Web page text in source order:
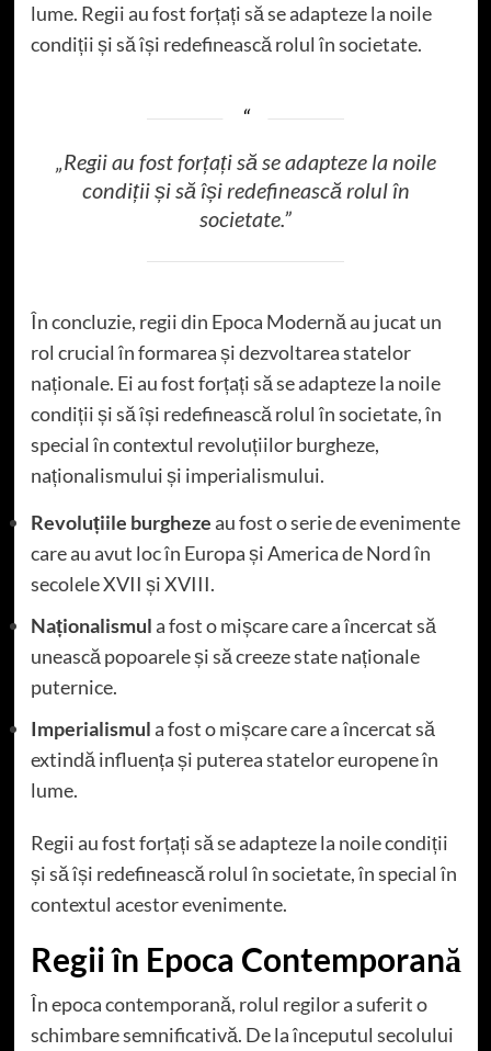
lume. Regii au fost forțați să se adapteze la noile
condiții și să își redefinească rolul în societate.
„Regii au fost forțați să se adapteze la noile
condiții și să își redefinească rolul în
societate.”
În concluzie, regii din Epoca Modernă au jucat un
rol crucial în formarea și dezvoltarea statelor
naționale. Ei au fost forțați să se adapteze la noile
condiții și să își redefinească rolul în societate, în
special în contextul revoluțiilor burgheze,
naționalismului și imperialismului.
Revoluțiile burghezeau fost o serie de evenimente
care au avut loc în Europa și America de Nord în
secolele XVII și XVIII.
Naționalismula fost o mișcare care a încercat să
unească popoarele și să creeze state naționale
puternice.
Imperialismula fost o mișcare care a încercat să
extindă influența și puterea statelor europene în
lume.
Regii au fost forțați să se adapteze la noile condiții
și să își redefinească rolul în societate, în special în
contextul acestor evenimente.
Regii în Epoca Contemporană
În epoca contemporană, rolul regilor a suferit o
schimbare semnificativă. De la începutul secolului